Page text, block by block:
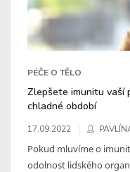
PÉČE O TĚLO
Zlepšete imunitu vaší
chladné období
17.09.2022
Pokud mluvíme o
odolnost lidského